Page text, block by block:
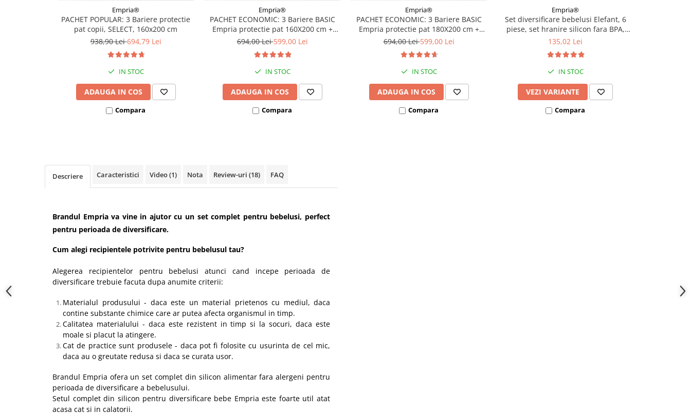
Stikere decorative si covoare
Siguranta animale companie
Produse Sub 50 Lei
Empria®
PACHET POPULAR: 3 Bariere protectie
pat copii, SELECT, 160x200 cm
938,90 Lei694,79 Lei
IN STOC
ADAUGA IN COS
Compara
Empria®
PACHET ECONOMIC: 3 Bariere BASIC
Empria protectie pat 160X200 cm +
bara stabilizatoare
694,00 Lei599,00 Lei
IN STOC
ADAUGA IN COS
Compara
Empria®
PACHET ECONOMIC: 3 Bariere BASIC
Empria protectie pat 180X200 cm +
bara stabilizatoare
694,00 Lei599,00 Lei
IN STOC
ADAUGA IN COS
Compara
Empria®
Set diversificare bebelusi Elefant, 6
piese, set hranire silicon fara BPA,
Empria, Premium, Diverse culori
135,02 Lei
IN STOC
VEZI VARIANTE
Compara
Descriere Caracteristici Video(1) Nota Review-uri (18) FAQ
Brandul Empria va vine in ajutor cu un set complet pentru bebelusi, perfect
pentru perioada de diversificare.
Cum alegi recipientele potrivite pentru bebelusul tau?
Alegerea recipientelor pentru bebelusi atunci cand incepe perioada de
diversificare trebuie facuta dupa anumite criterii:
Materialul produsului - daca este un material prietenos cu mediul, daca
contine substante chimice care ar putea afecta organismul in timp.
Calitatea materialului - daca este rezistent in timp si la socuri, daca este
moale si placut la atingere.
Cat de practice sunt produsele - daca pot fi folosite cu usurinta de cel mic,
daca au o greutate redusa si daca se curata usor.
Brandul Empria ofera un set complet din silicon alimentar fara alergeni pentru
perioada de diversificare a bebelusului.
Setul complet din silicon pentru diversificare bebe Empria este foarte util atat
acasa cat si in calatorii.